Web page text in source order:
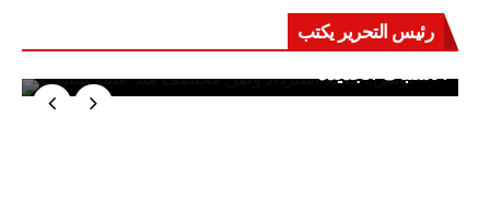
رئيس التحرير يكتب
حرب على العقول.. حادثة دمياط تكشف قواعد
الاشتباك الجديدة